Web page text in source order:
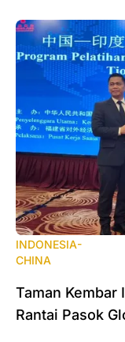
INDONESIA-
CHINA
Taman
Rantai Pasok